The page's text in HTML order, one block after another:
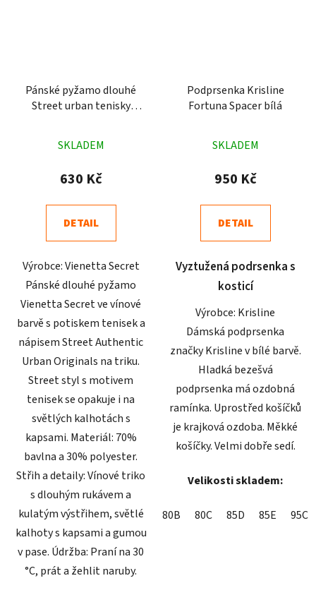
Pánské pyžamo dlouhé
Street urban tenisky
hodnocení
produktu
4,8
z
hvězdiček.
SKLADEM
630 Kč
DETAIL
Výrobce: Vienetta Secret
Pánské dlouhé pyžamo
Vienetta Secret ve vínové
barvě s potiskem tenisek a
nápisem Street Authentic
Urban Originals na triku.
Street styl s motivem
tenisek se opakuje i na
světlých kalhotách s
kapsami. Materiál: 70%
bavlna a 30% polyester.
Střih a detaily: Vínové triko
s dlouhým rukávem a
kulatým výstřihem, světlé
kalhoty s kapsami a gumou
v pase. Údržba: Praní na 30
°C, prát a žehlit naruby.
Podprsenka Krisline
Fortuna Spacer bílá
hodnocení
produktu
4,8
z
hvězdiček.
SKLADEM
950 Kč
DETAIL
Vyztužená podrsenka s
kosticí
Výrobce: Krisline
Dámská podprsenka
značky Krisline v bílé barvě.
Hladká bezešvá
podprsenka má ozdobná
ramínka. Uprostřed košíčků
je krajková ozdoba. Měkké
košíčky. Velmi dobře sedí.
Velikosti skladem:
80B 80C 85D 85E 95C